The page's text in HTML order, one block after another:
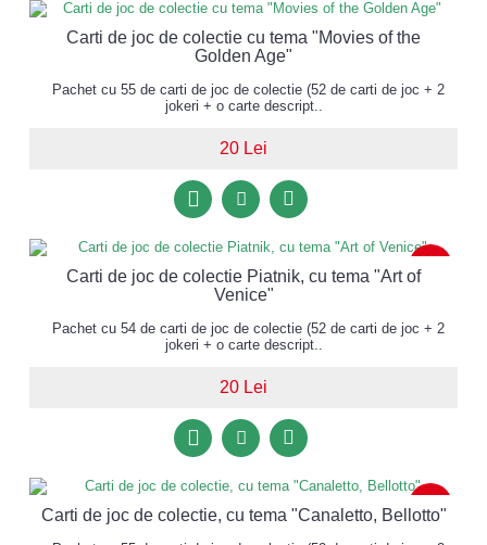
Carti de joc de colectie cu tema "Movies of the
Golden Age"
Pachet cu 55 de carti de joc de colectie (52 de carti de joc + 2
jokeri + o carte descript..
20 Lei
NOU
Carti de joc de colectie Piatnik, cu tema "Art of
Venice"
Pachet cu 54 de carti de joc de colectie (52 de carti de joc + 2
jokeri + o carte descript..
20 Lei
NOU
Carti de joc de colectie, cu tema "Canaletto, Bellotto"